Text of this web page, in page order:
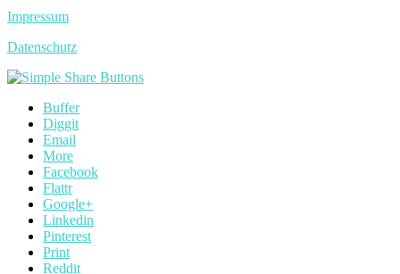
Impressum
Datenschutz
Buffer
Diggit
Email
More
Facebook
Flattr
Google+
Linkedin
Pinterest
Print
Reddit